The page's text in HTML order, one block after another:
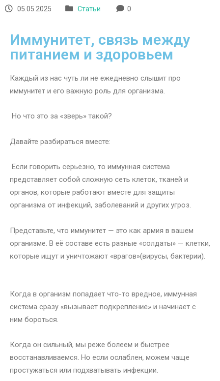
05.05.2025 Статьи 0
Иммунитет, связь между
питанием и здоровьем
Каждый из нас чуть ли не ежедневно слышит про
иммунитет и его важную роль для организма.
Но что это за «зверь» такой?
Давайте разбираться вместе:
Если говорить серьёзно, то иммунная система
представляет собой сложную сеть клеток, тканей и
органов, которые работают вместе для защиты
организма от инфекций, заболеваний и других угроз.
Представьте, что иммунитет — это как армия в вашем
организме. В её составе есть разные «солдаты» — клетки,
которые ищут и уничтожают «врагов»(вирусы, бактерии).
Когда в организм попадает что-то вредное, иммунная
система сразу «вызывает подкрепление» и начинает с
ним бороться.
Когда он сильный, мы реже болеем и быстрее
восстанавливаемся. Но если ослаблен, можем чаще
простужаться или подхватывать инфекции.